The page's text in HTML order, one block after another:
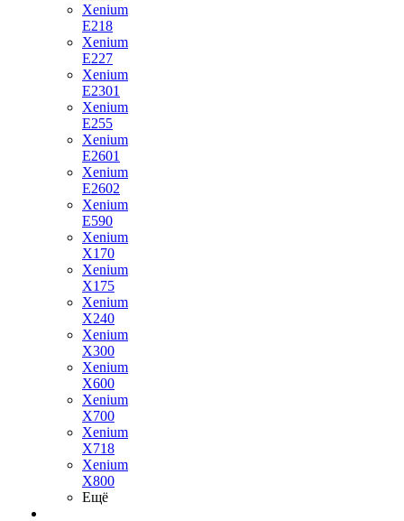
Xenium
E218
Xenium
E227
Xenium
E2301
Xenium
E255
Xenium
E2601
Xenium
E2602
Xenium
E590
Xenium
X170
Xenium
X175
Xenium
X240
Xenium
X300
Xenium
X600
Xenium
X700
Xenium
X718
Xenium
X800
Ещё